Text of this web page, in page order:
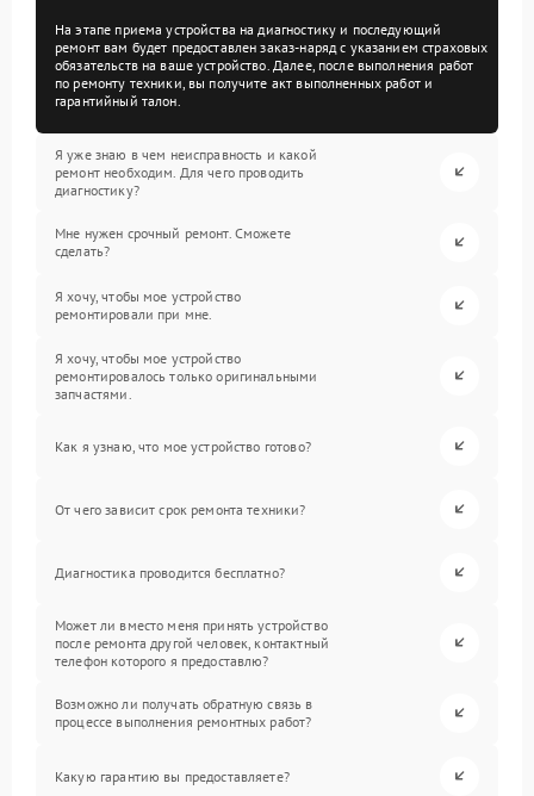
На этапе приема устройства на диагностику и последующий
ремонт вам будет предоставлен заказ-наряд с указанием страховых
обязательств на ваше устройство. Далее, после выполнения работ
по ремонту техники, вы получите акт выполненных работ и
гарантийный талон.
Я уже знаю в чем неисправность и какой
ремонт необходим. Для чего проводить
диагностику?
Мне нужен срочный ремонт. Сможете
сделать?
Я хочу, чтобы мое устройство
ремонтировали при мне.
Я хочу, чтобы мое устройство
ремонтировалось только оригинальными
запчастями.
Как я узнаю, что мое устройство готово?
От чего зависит срок ремонта техники?
Диагностика проводится бесплатно?
Может ли вместо меня принять устройство
после ремонта другой человек, контактный
телефон которого я предоставлю?
Возможно ли получать обратную связь в
процессе выполнения ремонтных работ?
Какую гарантию вы предоставляете?